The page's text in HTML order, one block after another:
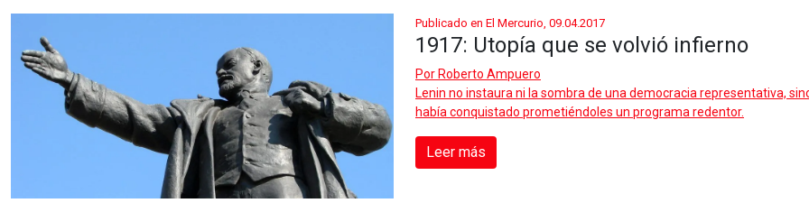
Publicado en El Mercurio, 09.04.2017
1917: Utopía que se volvió infierno
Por Roberto Ampuero
Lenin no instaura ni la sombra de una democracia representativa,
había conquistado prometiéndoles un programa redentor.
Leer más